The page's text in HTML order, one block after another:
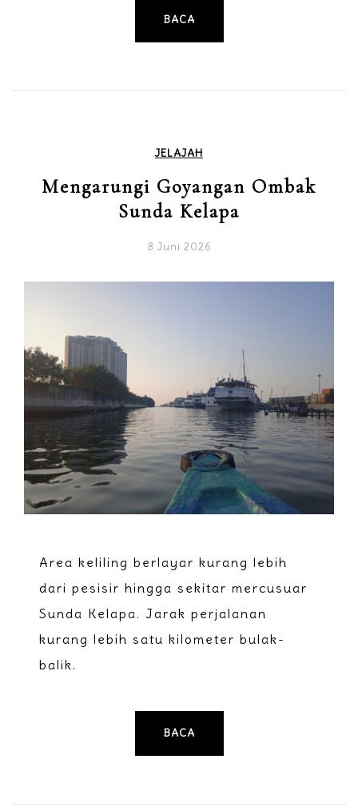
BACA
JELAJAH
Mengarungi Goyangan Ombak
Sunda Kelapa
8 Juni 2026
Area keliling berlayar kurang lebih
dari pesisir hingga sekitar mercusuar
Sunda Kelapa. Jarak perjalanan
kurang lebih satu kilometer bulak-
balik.
BACA